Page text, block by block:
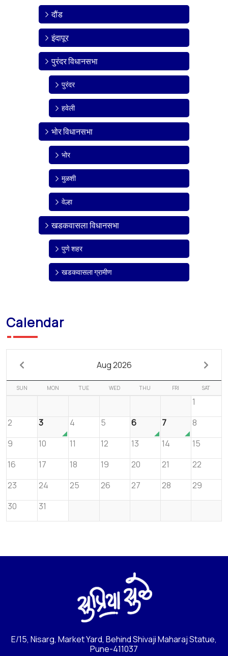
दौंड
इंदापूर
पुरंदर विधानसभा
पुरंदर
हवेली
भोर विधानसभा
भोर
मुळशी
वेल्हा
खडकवासला विधानसभा
पुणे शहर
खडकवासला ग्रामीण
Calendar
Aug 2026
SUN MON TUE WED THU FRI SAT
1
2
3 4 5 6 7
8
9
10 11 12 13 14
15
16
17 18 19 20 21
22
23
24 25 26 27 28
29
30
31
E/15, Nisarg, Market Yard, Behind Shivaji Maharaj Statue,
Pune-411037